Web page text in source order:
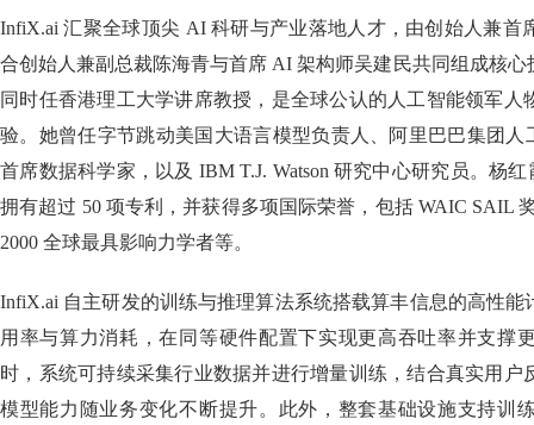
InfiX.ai 汇聚全球顶尖 AI 科研与产业落地人才，由创始人兼首
合创始人兼副总裁陈海青与首席 AI 架构师吴建民共同组成核
同时任香港理工大学讲席教授，是全球公认的人工智能领军人
验。她曾任字节跳动美国大语言模型负责人、阿里巴巴集团人
首席数据科学家，以及 IBM T.J. Watson 研究中心研究员。杨
拥有超过 50 项专利，并获得多项国际荣誉，包括 WAIC SAIL
2000 全球最具影响力学者等。
InfiX.ai 自主研发的训练与推理算法系统搭载算丰信息的高性
用率与算力消耗，在同等硬件配置下实现更高吞吐率并支撑
时，系统可持续采集行业数据并进行增量训练，结合真实用户
模型能力随业务变化不断提升。此外，整套基础设施支持训